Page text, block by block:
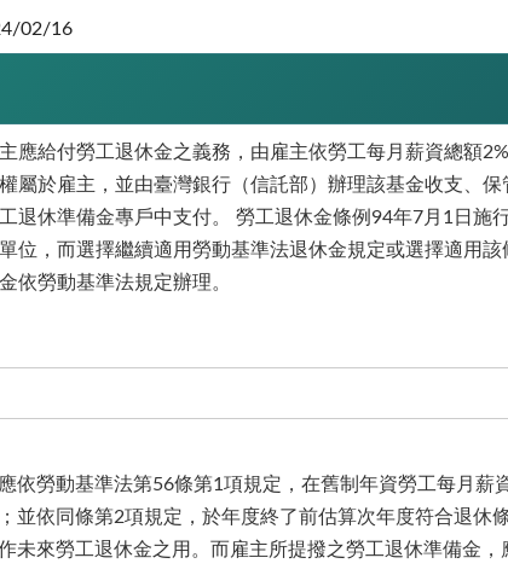
02/16
應給付勞工退休金之義務，由雇主依勞工每月薪資總額
屬於雇主，並由臺灣銀行（信託部）辦理該基金收支、
退休準備金專戶中支付。 勞工退休金條例94年7月1日施
位，而選擇繼續適用勞動基準法退休金規定或選擇適用
依勞動基準法規定辦理。
依勞動基準法第56條第1項規定，在舊制年資勞工每月薪
並依同條第2項規定，於年度終了前估算次年度符合退休
未來勞工退休金之用。而雇主所提撥之勞工退休準備金